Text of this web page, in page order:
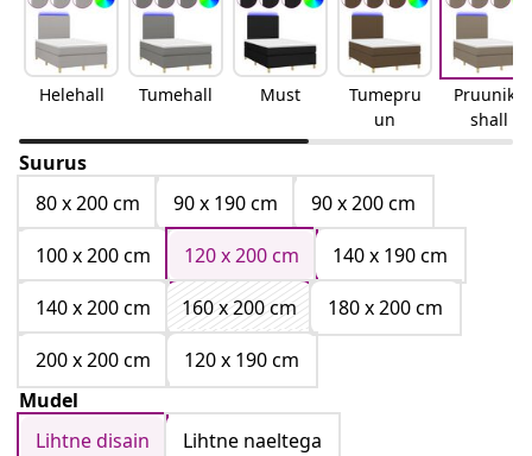
Helehall Tumehall Must
Tumepru
un
Pruunika
shall
Suurus
80 x 200 cm
90 x 190 cm
90 x 200 cm
100 x 200 cm
120 x 200 cm
140 x 190 cm
140 x 200 cm
160 x 200 cm
180 x 200 cm
200 x 200 cm
120 x 190 cm
Mudel
Lihtne disain
Lihtne naeltega